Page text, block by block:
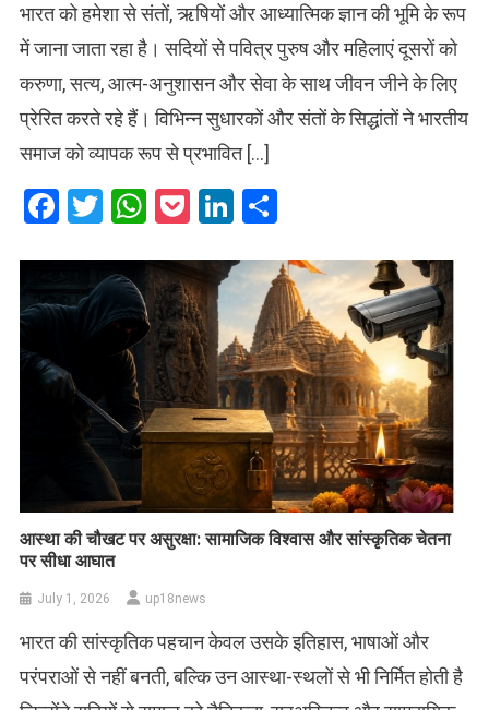
भारत को हमेशा से संतों, ऋषियों और आध्यात्मिक ज्ञान की भूमि के रूप
में जाना जाता रहा है। सदियों से पवित्र पुरुष और महिलाएं दूसरों को
करुणा, सत्य, आत्म-अनुशासन और सेवा के साथ जीवन जीने के लिए
प्रेरित करते रहे हैं। विभिन्न सुधारकों और संतों के सिद्धांतों ने भारतीय
समाज को व्यापक रूप से प्रभावित […]
Facebook
Twitter
WhatsApp
PocketLinkedIn
आस्था की चौखट पर असुरक्षा: सामाजिक विश्वास और सांस्कृतिक चेतना
पर सीधा आघात
July 1, 2026 up18news
भारत की सांस्कृतिक पहचान केवल उसके इतिहास, भाषाओं और
परंपराओं से नहीं बनती, बल्कि उन आस्था-स्थलों से भी निर्मित होती है